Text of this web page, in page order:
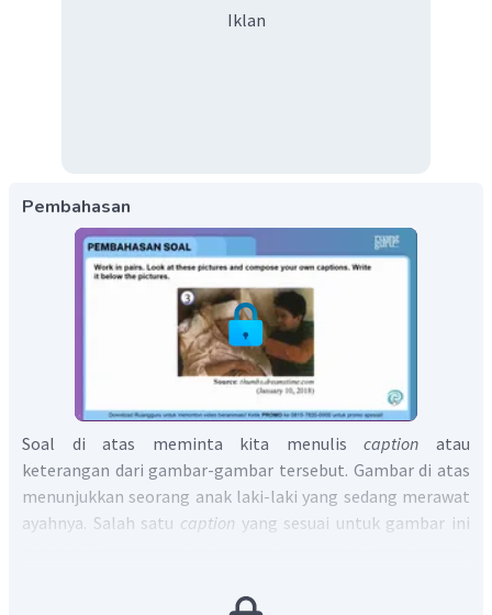
Iklan
Pembahasan
Soal di atas meminta kita menuliscaptionatau
keterangan dari gambar-gambar tersebut. Gambar di atas
menunjukkan seorang anak laki-laki yang sedang merawat
ayahnya. Salah satu caption yang sesuai untuk gambar ini
laki-lakinya selamanya". - Amy Hoover